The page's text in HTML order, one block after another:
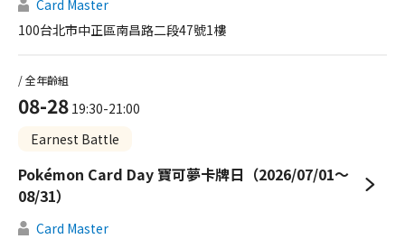
Card Master
100台北市中正區南昌路二段47號1樓
08-28 19:30-21:00
Earnest Battle
/ 全年齡組
Pokémon Card Day 寶可夢卡牌日（2026/07/01～
08/31）
Card Master